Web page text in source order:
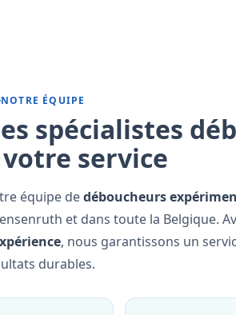
NOTRE ÉQUIPE
spécialistes
service
équipe dedéboucheurs
et dans toute la Belgique.
, nous garantissons un
durables.